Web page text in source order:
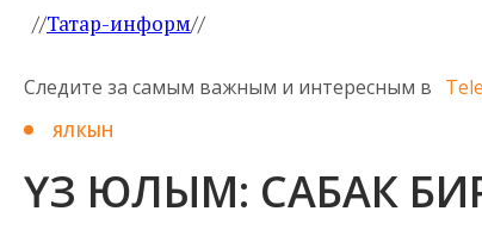
//Татар-информ//
Следите за самым важным и интересным в
ЯЛКЫН
ҮЗ ЮЛЫМ: САБАК